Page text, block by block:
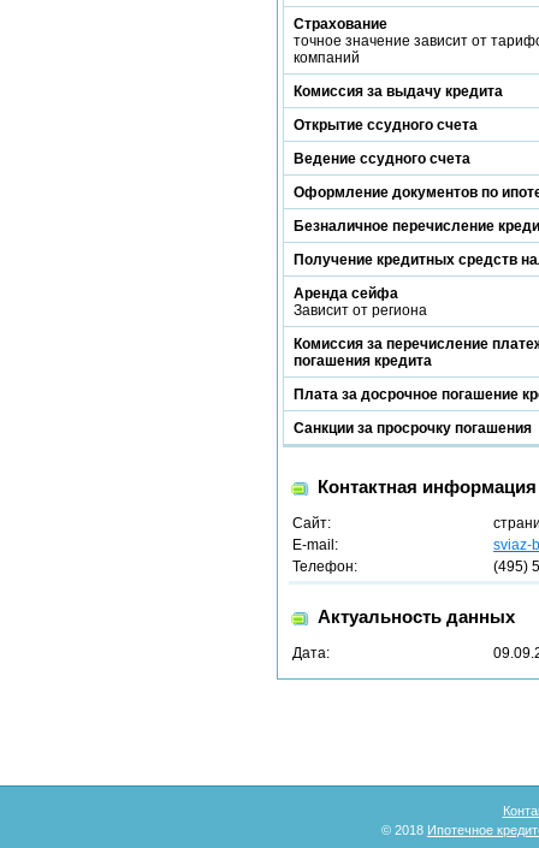
Страхование
точное значение зависит от
компаний
Комиссия за выдачу кредита
Открытие ссудного счета
Ведение ссудного счета
Оформление документов по
Безналичное перечисление
Получение кредитных средств
Аренда сейфа
Зависит от региона
Комиссия за перечисление
погашения кредита
Плата за досрочное погашение
Санкции за просрочку погашения
Контактная информация
Сайт:
E-mail:
sviaz-
Телефон:
(495)
Актуальность данных
Дата:
© 2018 Ипотечное